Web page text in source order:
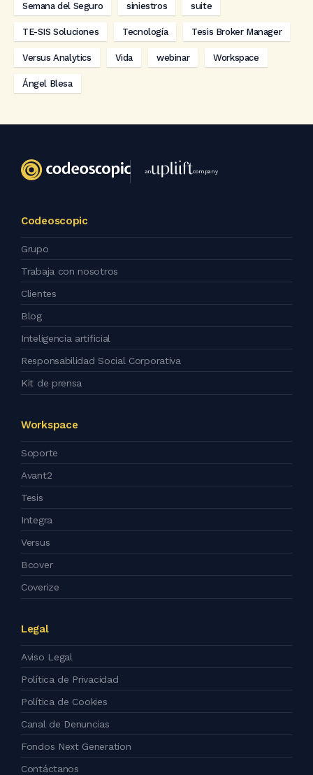
Semana del Seguro siniestros suite
TE-SIS Soluciones Tecnología Tesis Broker Manager
Versus Analytics Vida webinar Workspace
Ángel Blesa
an company
Codeoscopic
Grupo
Trabaja con nosotros
Clientes
Blog
Inteligencia artificial
Responsabilidad Social Corporativa
Kit de prensa
Workspace
Soporte
Avant2
Tesis
Integra
Versus
Bcover
Coverize
Legal
Aviso Legal
Política de Privacidad
Política de Cookies
Canal de Denuncias
Fondos Next Generation
Contáctanos